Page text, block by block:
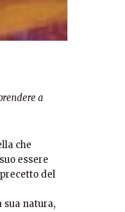
a
che
essere
del
sua natura,